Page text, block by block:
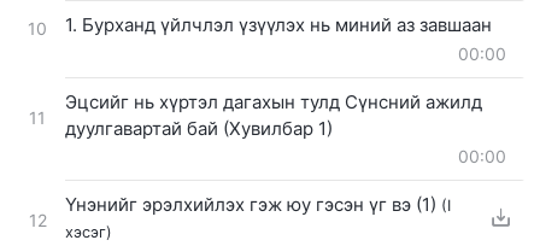
10 1. Бурханд үйлчлэл үзүүлэх нь миний аз завшаан
00:00
11
Эцсийг нь хүртэл дагахын тулд Сүнсний ажилд
дуулгавартай бай (Хувилбар 1)
00:00
12
Үнэнийг эрэлхийлэх гэж юу гэсэн үг вэ (1) (I
хэсэг)